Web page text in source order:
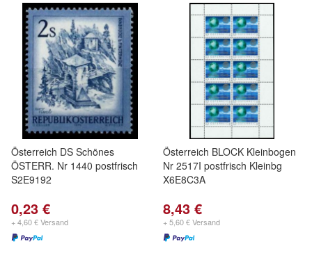
Österreich DS Schönes
ÖSTERR. Nr 1440 postfrisch
S2E9192
0,23 €
+ 4,60 € Versand
Österreich BLOCK Kleinbogen
Nr 2517I postfrisch Kleinbg
X6E8C3A
8,43 €
+ 5,60 € Versand